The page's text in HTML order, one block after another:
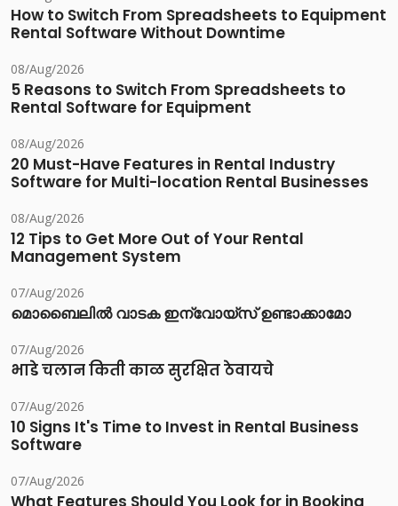
How to Switch From Spreadsheets to Equipment
Rental Software Without Downtime
08/Aug/2026
5 Reasons to Switch From Spreadsheets to
Rental Software for Equipment
08/Aug/2026
20 Must-Have Features in Rental Industry
Software for Multi-location Rental Businesses
08/Aug/2026
12 Tips to Get More Out of Your Rental
Management System
07/Aug/2026
മൊബൈലിൽ വാടക ഇന്വോയ്സ് ഉണ്ടാക്കാമോ
07/Aug/2026
भाडे चलान किती काळ सुरक्षित ठेवायचे
07/Aug/2026
10 Signs It's Time to Invest in Rental Business
Software
07/Aug/2026